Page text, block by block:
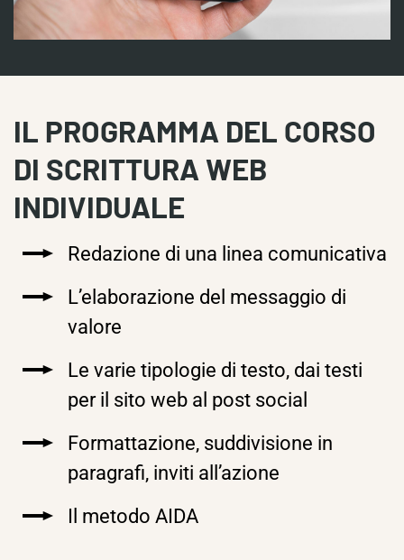
IL PROGRAMMA DEL CORSO
DI SCRITTURA WEB
INDIVIDUALE
Redazione di una linea comunicativa
L’elaborazione del messaggio di
valore
Le varie tipologie di testo, dai testi
per il sito web al post social
Formattazione, suddivisione in
paragrafi, inviti all’azione
Il metodo AIDA